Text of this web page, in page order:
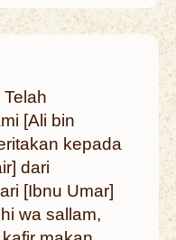
[Ali bin
kepada
dari
[Ibnu Umar]
wa sallam,